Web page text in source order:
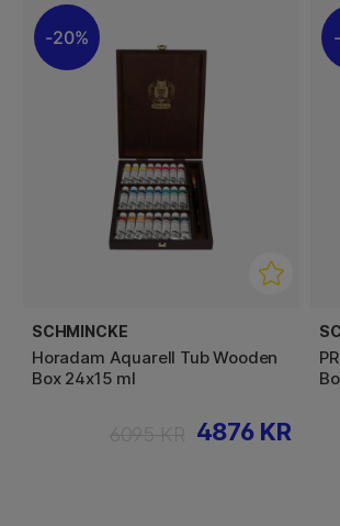
20%
SCHMINCKE
Horadam Aquarell Tub Wooden
Box 24x15 ml
4876 KR